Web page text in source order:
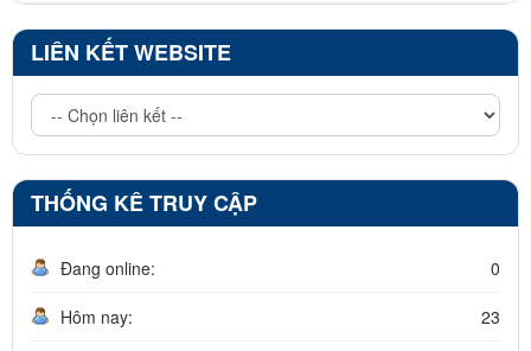
LIÊN KẾT WEBSITE
THỐNG KÊ TRUY CẬP
Đang online: 0
Hôm nay: 23